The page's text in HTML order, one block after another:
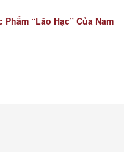
Phẩm “Lão Hạc” Của Nam